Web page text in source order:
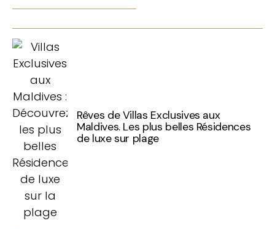
Rêves de Villas Exclusives aux
Maldives. Les plus belles Résidences
de luxe sur plage